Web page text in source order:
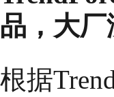
品，大
根据